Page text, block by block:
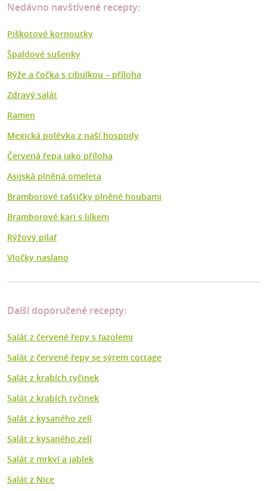
Nedávno navštívené recepty:
Piškotové kornoutky
Špaldové sušenky
Rýže a čočka s cibulkou –⁠ příloha
Zdravý salát
Ramen
Mexická polévka z naší hospody
Červená řepa jako příloha
Asijská plněná omeleta
Bramborové taštičky plněné houbami
Bramborové kari s lilkem
Rýžový pilaf
Vločky naslano
Další doporučené recepty:
Salát z červené řepy s fazolemi
Salát z červené řepy se sýrem cottage
Salát z krabích tyčinek
Salát z krabích tyčinek
Salát z kysaného zelí
Salát z kysaného zelí
Salát z mrkví a jablek
Salát z Nice